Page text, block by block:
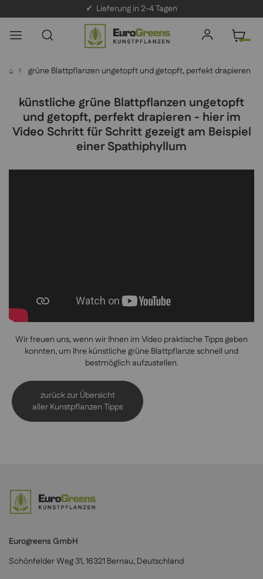
✓ Lieferung in 2-4 Tagen
⌂ grüne Blattpflanzen ungetopft und getopft, perfekt drapieren
künstliche grüne Blattpflanzen ungetopft
und getopft, perfekt drapieren - hier im
Video Schritt für Schritt gezeigt am Beispiel
einer Spathiphyllum
Wir freuen uns, wenn wir Ihnen im Video praktische Tipps geben
konnten, um Ihre künstliche grüne Blattpflanze schnell und
bestmöglich aufzustellen.
zurück zur Übersicht
aller Kunstpflanzen Tipps
Eurogreens GmbH
Schönfelder Weg 31, 16321 Bernau, Deutschland